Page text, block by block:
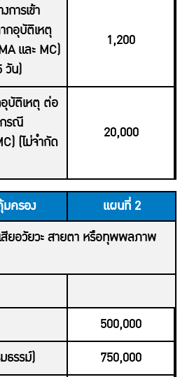
การเข้า
กอุบัติเหตุ
และ MC)
วัน)
1,200
บัติเหตุ ต่อ
รณี
(ไม่จำกัด
20,000
มครอง
แผนที่ 2
สียอวัยวะ สายตา หรือทุพพลภาพ
500,000
ธรรม์)
750,000